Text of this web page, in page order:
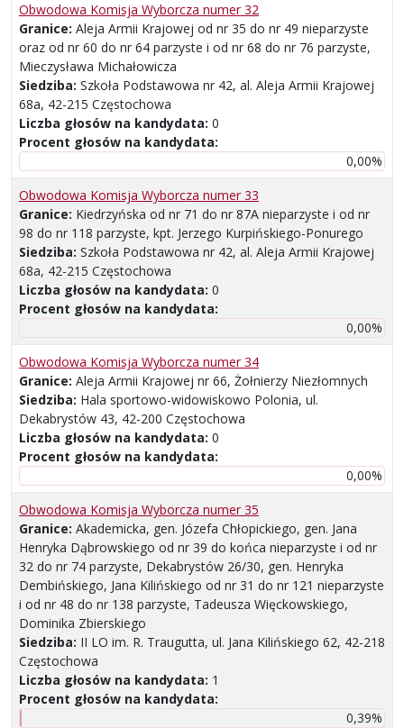
Obwodowa Komisja Wyborcza numer 32
Granice: Aleja Armii Krajowej od nr 35 do nr 49 nieparzyste
oraz od nr 60 do nr 64 parzyste i od nr 68 do nr 76 parzyste,
Mieczysława Michałowicza
Siedziba: Szkoła Podstawowa nr 42, al. Aleja Armii Krajowej
68a, 42-215 Częstochowa
Liczba głosów na kandydata: 0
Procent głosów na kandydata:
0,00%
Obwodowa Komisja Wyborcza numer 33
Granice: Kiedrzyńska od nr 71 do nr 87A nieparzyste i od nr
98 do nr 118 parzyste, kpt. Jerzego Kurpińskiego-Ponurego
Siedziba: Szkoła Podstawowa nr 42, al. Aleja Armii Krajowej
68a, 42-215 Częstochowa
Liczba głosów na kandydata: 0
Procent głosów na kandydata:
0,00%
Obwodowa Komisja Wyborcza numer 34
Granice: Aleja Armii Krajowej nr 66, Żołnierzy Niezłomnych
Siedziba: Hala sportowo-widowiskowo Polonia, ul.
Dekabrystów 43, 42-200 Częstochowa
Liczba głosów na kandydata: 0
Procent głosów na kandydata:
0,00%
Obwodowa Komisja Wyborcza numer 35
Granice: Akademicka, gen. Józefa Chłopickiego, gen. Jana
Henryka Dąbrowskiego od nr 39 do końca nieparzyste i od nr
32 do nr 74 parzyste, Dekabrystów 26/30, gen. Henryka
Dembińskiego, Jana Kilińskiego od nr 31 do nr 121 nieparzyste
i od nr 48 do nr 138 parzyste, Tadeusza Więckowskiego,
Dominika Zbierskiego
Siedziba: II LO im. R. Traugutta, ul. Jana Kilińskiego 62, 42-218
Częstochowa
Liczba głosów na kandydata: 1
Procent głosów na kandydata:
0,39%